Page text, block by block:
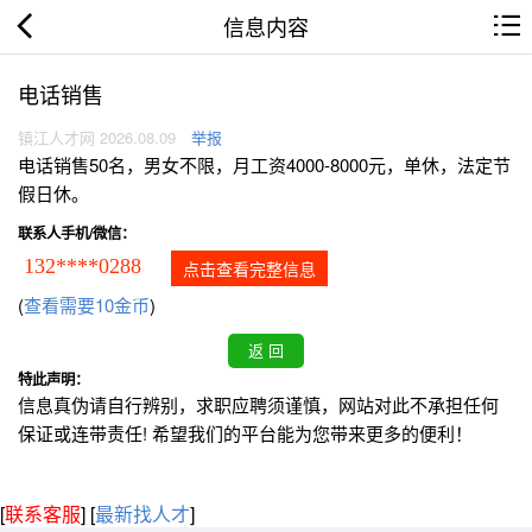
信息内容
电话销售
镇江人才网 2026.08.09 举报
电话销售50名，男女不限，月工资4000-8000元，单休，法定节
假日休。
联系人手机/微信：
132****0288 点击查看完整信息
(查看需要10金币)
特此声明：
信息真伪请自行辨别，求职应聘须谨慎，网站对此不承担任何
保证或连带责任! 希望我们的平台能为您带来更多的便利！
[联系客服] [最新找人才]